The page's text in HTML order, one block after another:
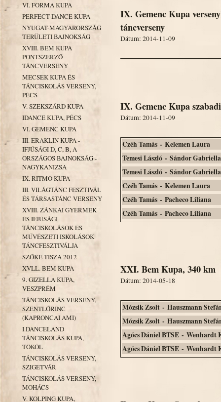
VI. FORMA KUPA
PERFECT DANCE KUPA
NYUGAT-MAGYARORSZÁG
TERÜLETI BAJNOKSÁG
XVIII. BEM KUPA
PONTSZERZŐ
TÁNCVERSENY
MECSEK KUPA ÉS
TÁNCISKOLÁS VERSENY,
PÉCS
V. SZEKSZÁRD KUPA
IDANCE KUPA, PÉCS
VI. GEMENC KUPA
III. ERAKLIN KUPA -
IFJÚSÁGI D, C, B, A
ORSZÁGOS BAJNOKSÁG -
NAGYKANIZSA
IX. RITMO KUPA
III. VILÁGTÁNC FESZTIVÁL
ÉS TÁRSASTÁNC VERSENY
XVIII. ZÁNKAI GYERMEK
ÉS IFJÚSÁGI
TÁNCISKOLÁSOK ÉS
MŰVÉSZETI ISKOLÁSOK
TÁNCFESZTIVÁLJA
SZŐKE TISZA 2012
XVLL. BEM KUPA
9. GIZELLA KUPA,
VESZPRÉM
TÁNCISKOLÁS VERSENY,
SZENTLŐRINC
(KAPRONCAI AMI)
I.DANCELAND
TÁNCISKOLÁS KUPA,
TÖKÖL
TÁNCISKOLÁS VERSENY,
SZIGETVÁR
TÁNCISKOLÁS VERSENY,
MOHÁCS
V. KOLPING KUPA,
IX. Gemenc Kupa
táncverseny
Dátum: 2014-11-09
IX. Gemenc Kupa
Dátum: 2014-11-09
Czéh Tamás - Kelemen Laura
Temesi László - Sándor Gabriella
Temesi László - Sándor Gabriella
Czéh Tamás - Kelemen Laura
Czéh Tamás - Pacheco Liliana
Czéh Tamás - Pacheco Liliana
XXI. Bem Kupa, 340 km
Dátum: 2014-05-18
Mózsik Zsolt - Hauszmann
Mózsik Zsolt - Hauszmann
Agócs Dániel BTSE - Wenhardt
Agócs Dániel BTSE - Wenhardt